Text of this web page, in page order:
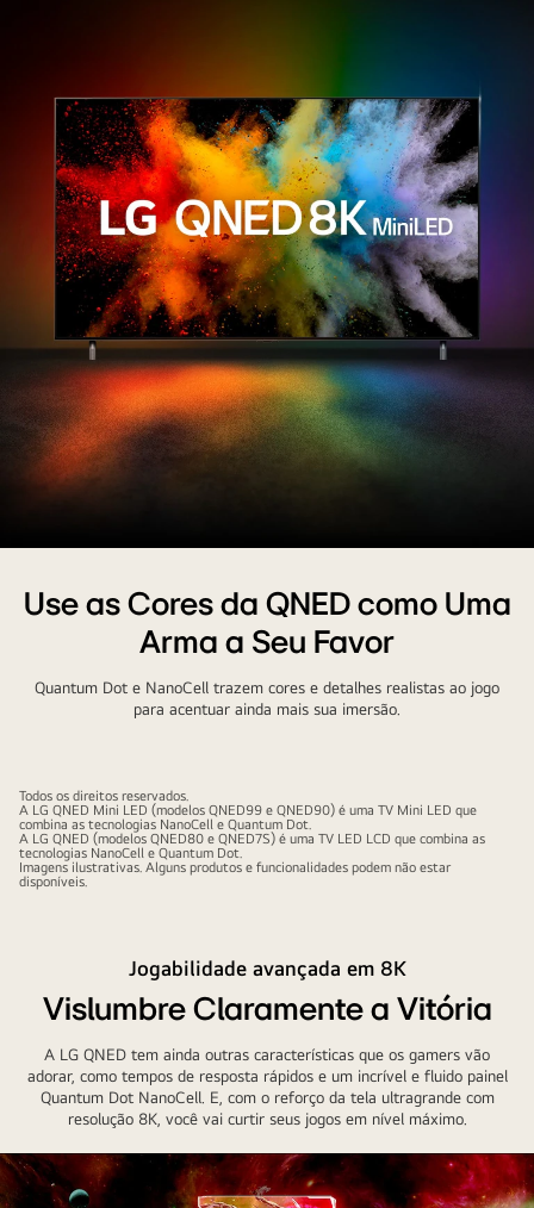
Use as Cores da QNED como Uma
Arma a Seu Favor
Quantum Dot e NanoCell trazem cores e detalhes realistas ao jogo
para acentuar ainda mais sua imersão.
Todos os direitos reservados.
A LG QNED Mini LED (modelos QNED99 e QNED90) é uma TV Mini LED que
combina as tecnologias NanoCell e Quantum Dot.
A LG QNED (modelos QNED80 e QNED7S) é uma TV LED LCD que combina as
tecnologias NanoCell e Quantum Dot.
Imagens ilustrativas. Alguns produtos e funcionalidades podem não estar
disponíveis.
Jogabilidade avançada em 8K
Vislumbre Claramente a Vitória
A LG QNED tem ainda outras características que os gamers vão
adorar, como tempos de resposta rápidos e um incrível e fluido painel
Quantum Dot NanoCell. E, com o reforço da tela ultragrande com
resolução 8K, você vai curtir seus jogos em nível máximo.